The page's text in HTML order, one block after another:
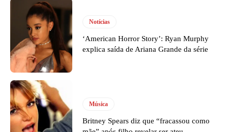
Notícias
‘American Horror Story’: Ryan Murphy
explica saída de Ariana Grande da série
Música
Britney Spears diz que “fracassou como